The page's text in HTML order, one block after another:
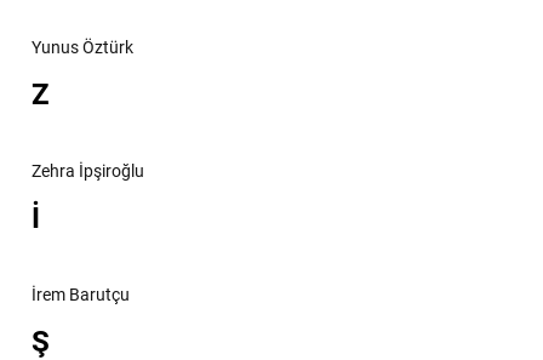
Yunus Öztürk
Z
Zehra İpşiroğlu
İ
İrem Barutçu
Ş